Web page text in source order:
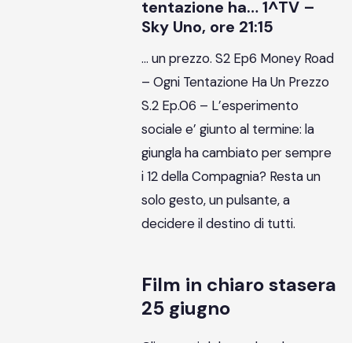
tentazione ha… 1^TV –
Sky Uno, ore 21:15
… un prezzo. S2 Ep6 Money Road
– Ogni Tentazione Ha Un Prezzo
S.2 Ep.06 – L’esperimento
sociale e’ giunto al termine: la
giungla ha cambiato per sempre
i 12 della Compagnia? Resta un
solo gesto, un pulsante, a
decidere il destino di tutti.
Film in chiaro stasera
25 giugno